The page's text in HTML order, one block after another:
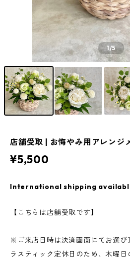
1/5
店舗受取 | お悔やみ用アレンジ
¥5,500
International shipping
【こちらは店舗受取です】
※ご来店日時は決済画面にてお選び
ラスティック定休日のため、木曜